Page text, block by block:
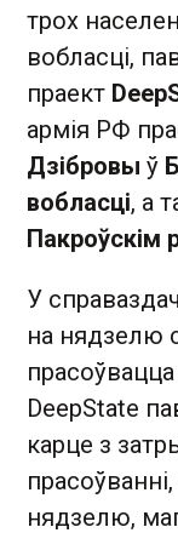
трох
вобласці,
праект
армія РФ
Дзібровы ў
вобласці, а
Пакроўскім
У
на нядзелю
DeepState
карце з
нядзелю,